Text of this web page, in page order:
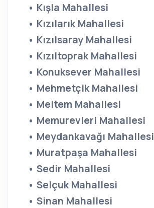
• Kışla Mahallesi
• Kızılarık Mahallesi
• Kızılsaray Mahallesi
• Kızıltoprak Mahallesi
• Konuksever Mahallesi
• Mehmetçik Mahallesi
• Meltem Mahallesi
• Memurevleri Mahallesi
• Meydankavağı Mahallesi
• Muratpaşa Mahallesi
• Sedir Mahallesi
• Selçuk Mahallesi
• Sinan Mahallesi